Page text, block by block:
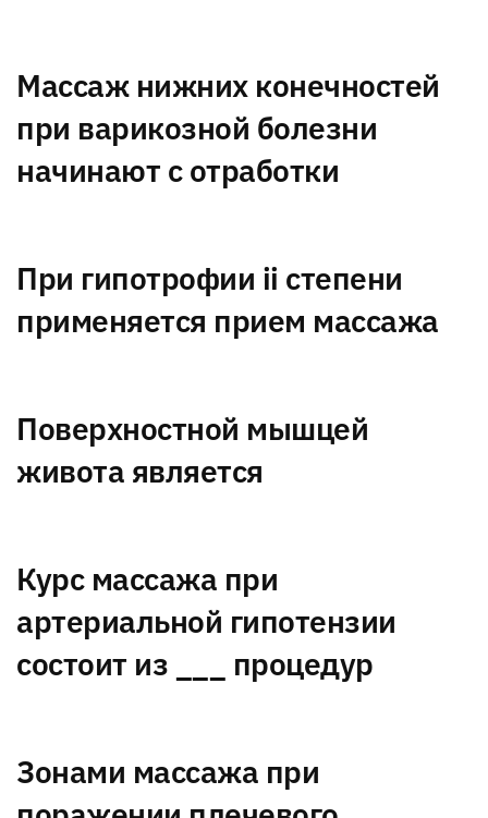
Массаж нижних конечностей
при варикозной болезни
начинают с отработки
При гипотрофии ii степени
применяется прием массажа
Поверхностной мышцей
живота является
Курс массажа при
артериальной гипотензии
состоит из ___ процедур
Зонами массажа при